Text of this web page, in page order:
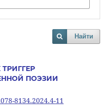
Найти
ПОЭЗИИ
8134.2024.4-11